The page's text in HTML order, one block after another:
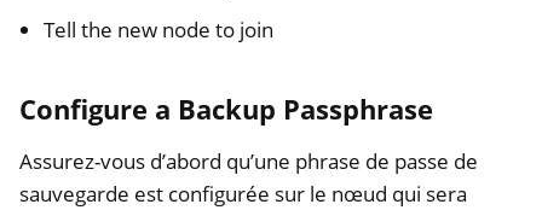
Tell the new node to join
Configure a Backup Passphrase
Assurez-vous d’abord qu’une phrase de passe de
sauvegarde est configurée sur le nœud qui sera